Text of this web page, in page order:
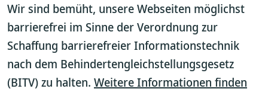
Wir sind bemüht, unsere Webseiten möglichst
barrierefrei im Sinne der Verordnung zur
Schaffung barrierefreier Informationstechnik
nach dem Behindertengleichstellungsgesetz
(BITV) zu halten. Weitere Informationen finden